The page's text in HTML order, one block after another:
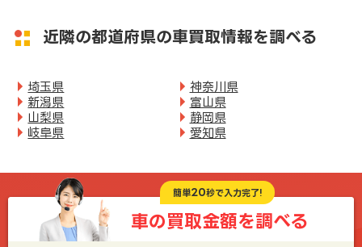
近隣の都道府県の車買取情報を調べる
埼玉県
神奈川県
新潟県
富山県
山梨県
静岡県
岐阜県
愛知県
簡単20秒で入力完了!
車の買取金額を調べる